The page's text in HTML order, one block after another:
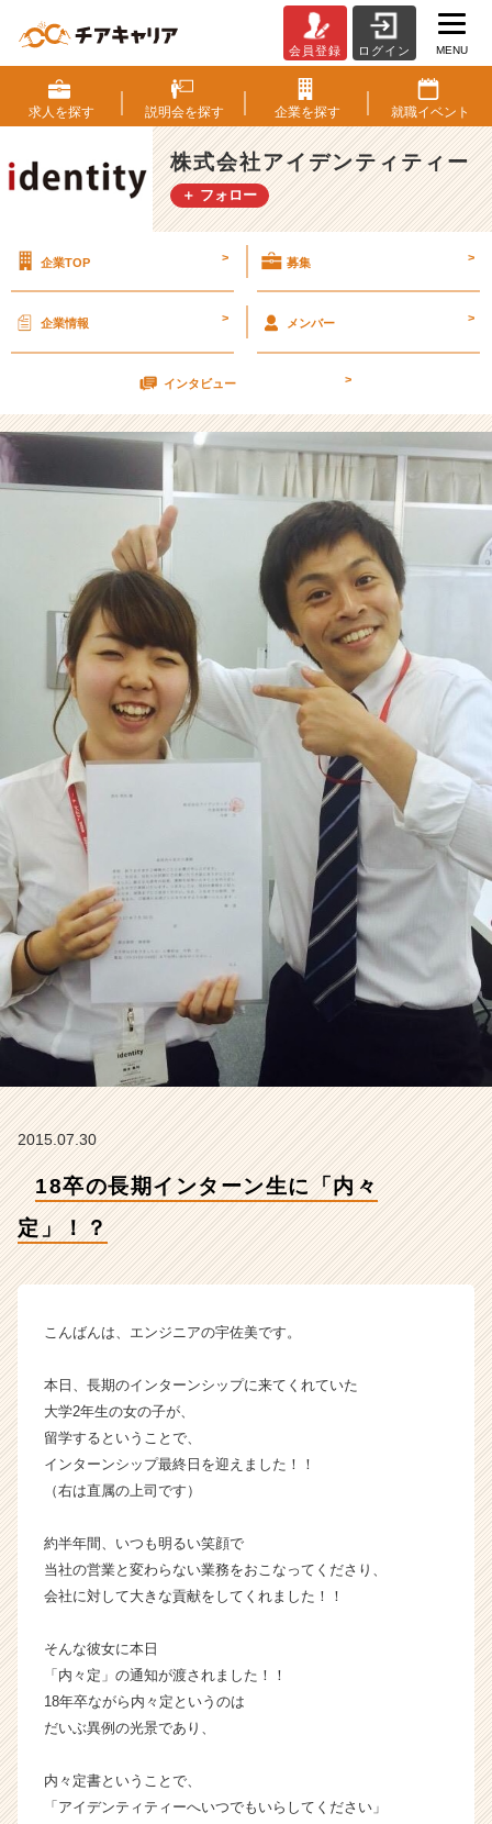
8
卒
の
長
期
イ
ン
「内々
定」！？
式
会
ア
テ
ィ
ィ
ー
の
タ
|
ベ
ャ
ー・
成
長
ウ
く
活
チ
ア
キ
ャ
ア
（C
h
e
C
a
r
r）
会員登録 ログイン MENU
求人を探す 説明会を探す 企業を探す 就職イベント
株式会社アイデンティティー
＋ フォロー
企業TOP > 募集 >
企業情報 > メンバー >
インタビュー >
2015.07.30
18卒の長期インターン生に「内々
定」！？
こんばんは、エンジニアの宇佐美です。
本日、長期のインターンシップに来てくれていた
大学2年生の女の子が、
留学するということで、
インターンシップ最終日を迎えました！！
（右は直属の上司です）
約半年間、いつも明るい笑顔で
当社の営業と変わらない業務をおこなってくださり、
会社に対して大きな貢献をしてくれました！！
そんな彼女に本日
「内々定」の通知が渡されました！！
18年卒ながら内々定というのは
だいぶ異例の光景であり、
内々定書ということで、
「アイデンティティーへいつでもいらしてください」